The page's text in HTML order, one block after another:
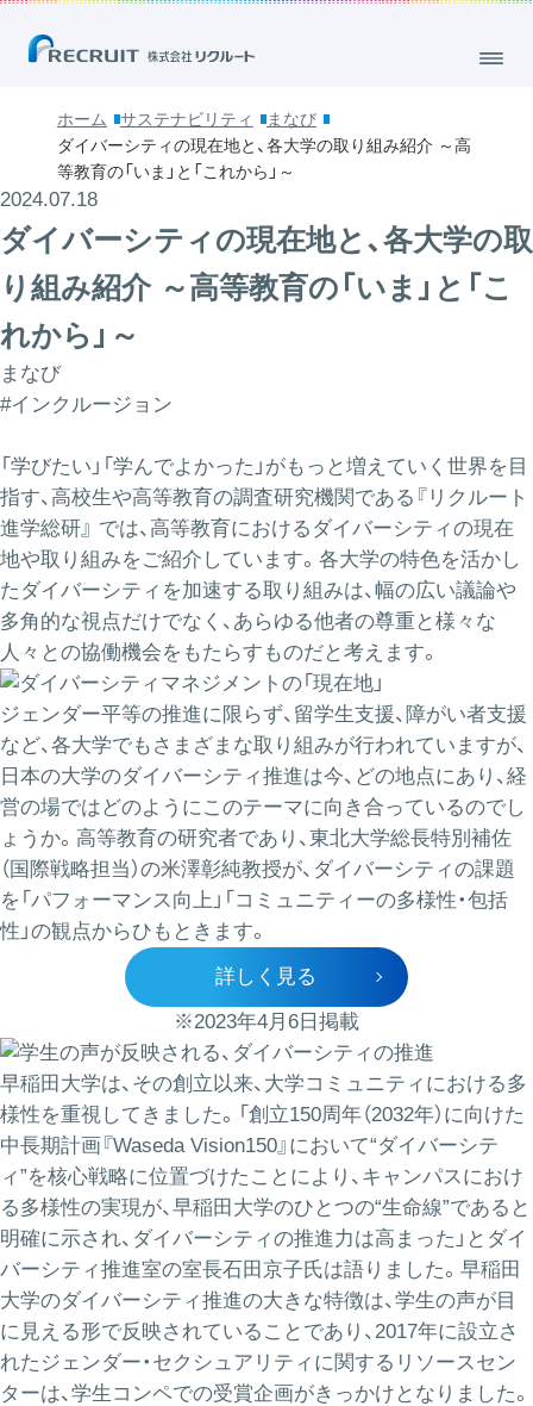
ホーム サステナビリティ
まなび
ダイバーシティの現在地と、各大学の取り組み紹介 ～高
等教育の「いま」と「これから」～
2024.07.18
ダイバーシティの現在地と、各大学の取
り組み紹介 ～高等教育の「いま」と「こ
れから」～
まなび
#インクルージョン
「学びたい」「学んでよかった」がもっと増えていく世界を目
指す、高校生や高等教育の調査研究機関である 『リクルート
進学総研』 では、高等教育におけるダイバーシティの現在
地や取り組みをご紹介しています。各大学の特色を活かし
たダイバーシティを加速する取り組みは、幅の広い議論や
多角的な視点だけでなく、あらゆる他者の尊重と様々な
人々との協働機会をもたらすものだと考えます。
ジェンダー平等の推進に限らず、留学生支援、障がい者支援
など、各大学でもさまざまな取り組みが行われていますが、
日本の大学のダイバーシティ推進は今、どの地点にあり、経
営の場ではどのようにこのテーマに向き合っているのでし
ょうか。高等教育の研究者であり、東北大学総長特別補佐
（国際戦略担当）の米澤彰純教授が、ダイバーシティの課題
を「パフォーマンス向上」「コミュニティーの多様性・包括
性」の観点からひもときます。
詳しく見る
※2023年4月6日掲載
早稲田大学は、その創立以来、大学コミュニティにおける多
様性を重視してきました。「創立150周年（2032年）に向けた
中長期計画『Waseda Vision150』において“ダイバーシテ
ィ”を核心戦略に位置づけたことにより、キャンパスにおけ
る多様性の実現が、早稲田大学のひとつの“生命線”であると
明確に示され、ダイバーシティの推進力は高まった」とダイ
バーシティ推進室の室長石田京子氏は語りました。早稲田
大学のダイバーシティ推進の大きな特徴は、学生の声が目
に見える形で反映されていることであり、2017年に設立さ
れたジェンダー・セクシュアリティに関するリソースセン
ターは、学生コンペでの受賞企画がきっかけとなりました。